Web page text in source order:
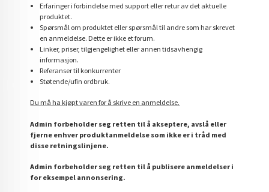
Erfaringer i forbindelse med support eller retur av det aktuelle
produktet.
Spørsmål om produktet eller spørsmål til andre som har skrevet
en anmeldelse. Dette er ikke et forum.
Linker, priser, tilgjengelighet eller annen tidsavhengig
informasjon.
Referanser til konkurrenter
Støtende/ufin ordbruk.
Du må ha kjøpt varen for å skrive en anmeldelse.
Admin forbeholder seg retten til å akseptere, avslå eller
fjerne enhver produktanmeldelse som ikke er i tråd med
disse retningslinjene.
Admin forbeholder seg retten til å publisere anmeldelser i
for eksempel annonsering.